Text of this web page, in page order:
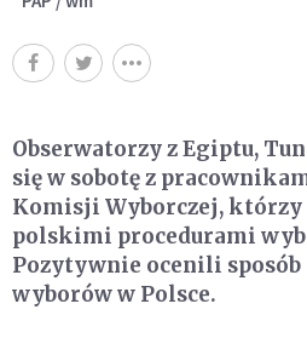
Obserwatorzy z Egiptu,
się w sobotę z
Komisji Wyborczej, którzy
polskimi procedurami
Pozytywnie ocenili
wyborów w Polsce.